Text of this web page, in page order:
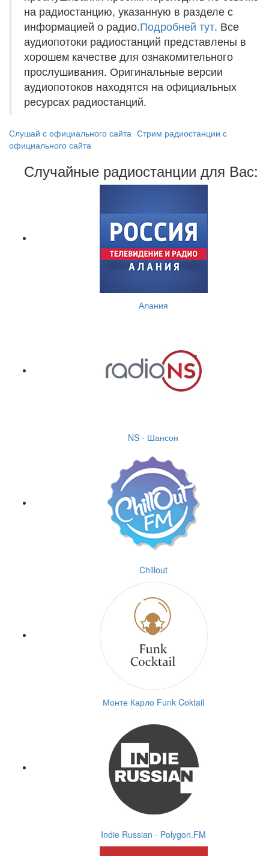
на радиостанцию, указанную в разделе с
информацией о радио.Подробней тут. Все
аудиопотоки радиостанций представлены в
хорошем качестве для ознакомительного
прослушивания. Оригинальные версии
аудиопотоков находятся на официальных
ресурсах радиостанций.
Слушай с официального сайта Стрим радиостанции с
официального сайта
Случайные радиостанции для Вас:
Алания
NS - Шансон
Chillout
Монте Карло Funk Coktail
Indie Russian - Polygon.FM